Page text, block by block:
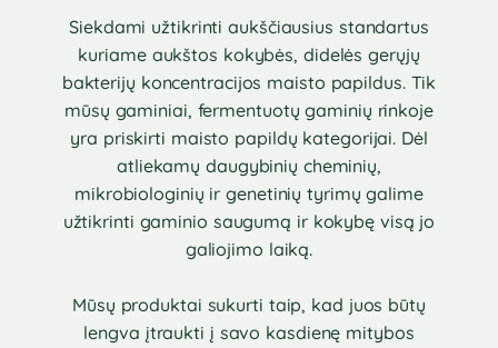
Siekdami užtikrinti aukščiausius standartus
kuriame aukštos kokybės, didelės gerųjų
bakterijų koncentracijos maisto papildus. Tik
mūsų gaminiai, fermentuotų gaminių rinkoje
yra priskirti maisto papildų kategorijai. Dėl
atliekamų daugybinių cheminių,
mikrobiologinių ir genetinių tyrimų galime
užtikrinti gaminio saugumą ir kokybę visą jo
galiojimo laiką.
Mūsų produktai sukurti taip, kad juos būtų
lengva įtraukti į savo kasdienę mitybos